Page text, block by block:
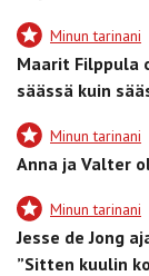
Minun tarinani
Maarit Filppula
säässä kuin
Minun tarinani
Anna ja Valter
Minun tarinani
Jesse de Jong
”Sitten kuulin